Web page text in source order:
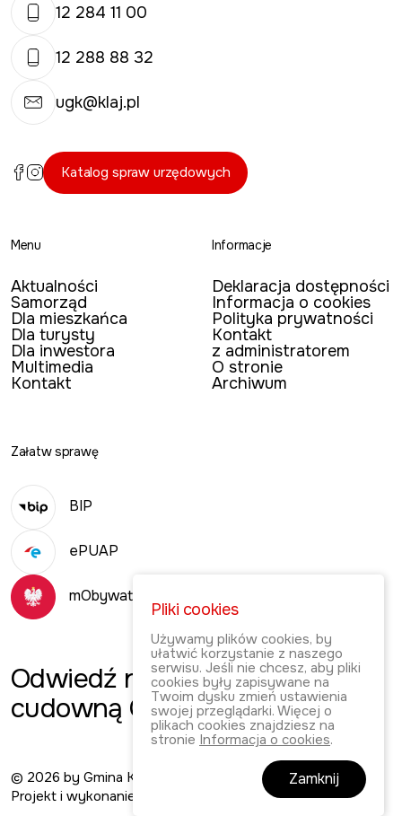
12 284 11 00
12 288 88 32
ugk@klaj.pl
Katalog spraw urzędowych
Menu
Aktualności
Samorząd
Dla mieszkańca
Dla turysty
Dla inwestora
Multimedia
Kontakt
Informacje
Deklaracja dostępności
Informacja o cookies
Polityka prywatności
Kontakt
z administratorem
O stronie
Archiwum
Załatw sprawę
BIP
ePUAP
mObywatel
Odwiedź naszą
cudowną Gminę!
© 2026 by Gmina Kłaj. Wszelkie prawa zastrzeżone.
Projekt i wykonanie:
Pliki cookies
Używamy plików cookies, by
ułatwić korzystanie z naszego
serwisu. Jeśli nie chcesz, aby pliki
cookies były zapisywane na
Twoim dysku zmień ustawienia
swojej przeglądarki. Więcej o
plikach cookies znajdziesz na
stronie Informacja o cookies.
Zamknij